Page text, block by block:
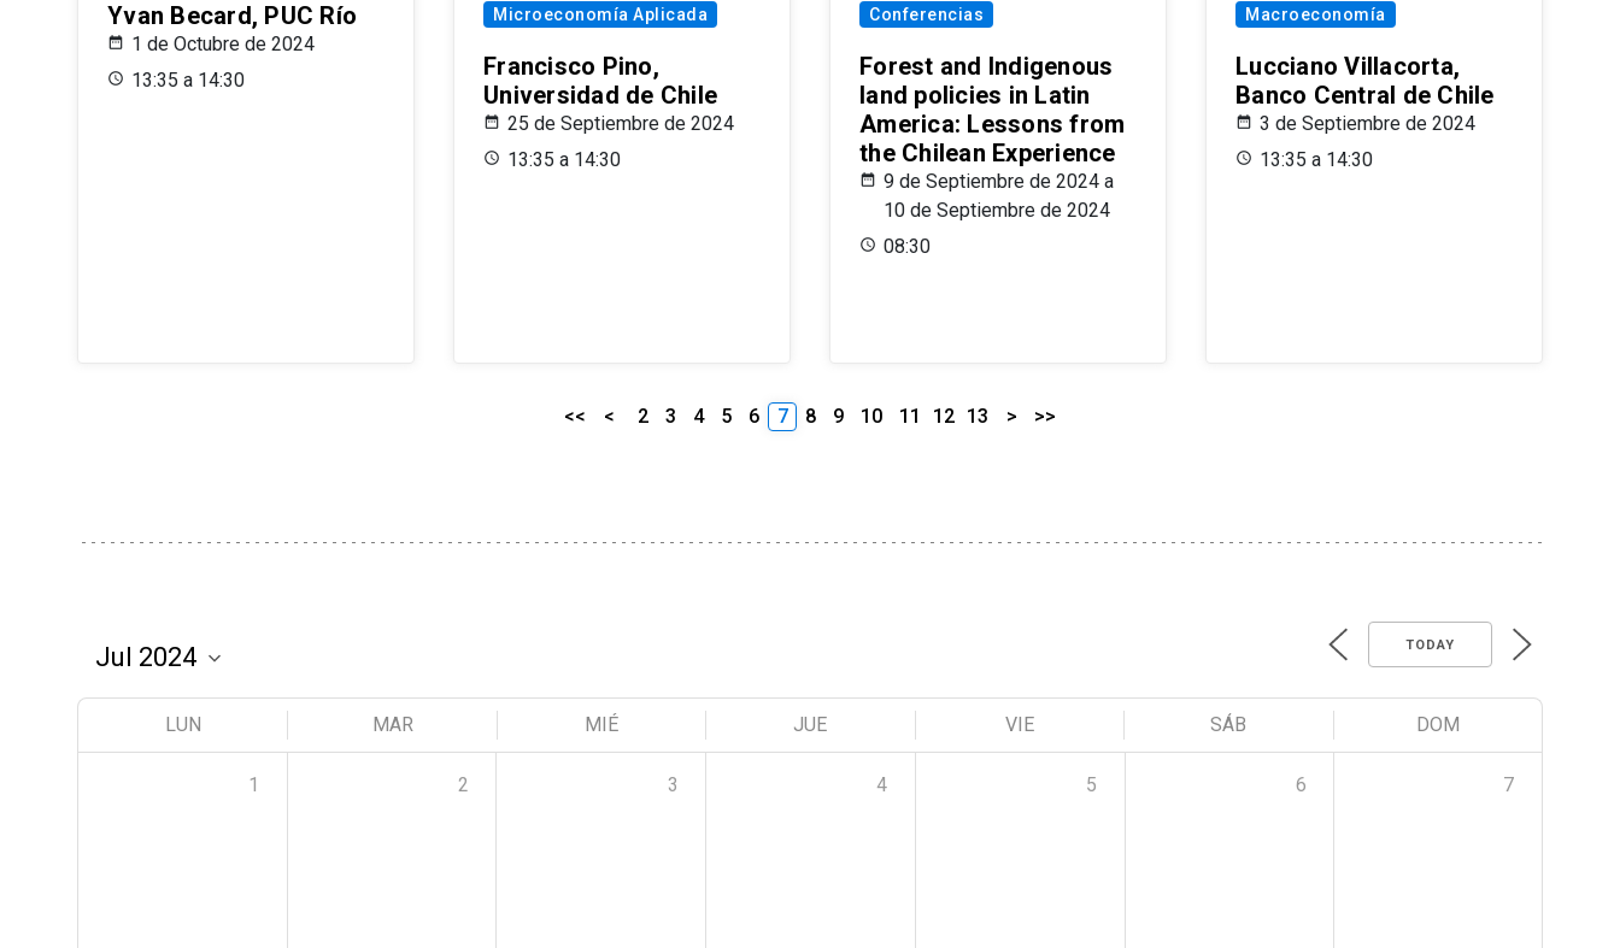
Yvan Becard, PUC Río
1 de Octubre de 2024
13:35 a 14:30
Microeconomía Aplicada
Francisco Pino,
Universidad de Chile
25 de Septiembre de 2024
13:35 a 14:30
Conferencias
Forest and Indigenous
land policies in Latin
America: Lessons from
the Chilean Experience
9 de Septiembre de 2024 a
10 de Septiembre de 2024
08:30
Macroeconomía
Lucciano Villacorta,
Banco Central de Chile
3 de Septiembre de 2024
13:35 a 14:30
<< < 2 3 4 5 6 7 8 9 10 11 12 13 > >>
TODAY
LUN MAR MIÉ JUE VIE SÁB DOM
1 2 3 4 5 6 7